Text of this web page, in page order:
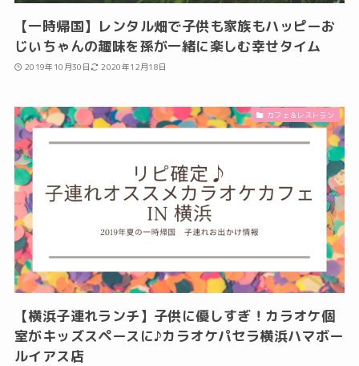
【一時帰国】レンタル畑で子供も家族もハッピーお
じいちゃんの趣味を孫が一緒に楽しむ幸せタイム
2019年10月30日 2020年12月18日
カフェ＆レストラン
【横浜子連れランチ】子供に優しすぎ！カラオケ個
室がキッズスペースに♪カラオケパセラ横浜ハマボー
ルイアス店